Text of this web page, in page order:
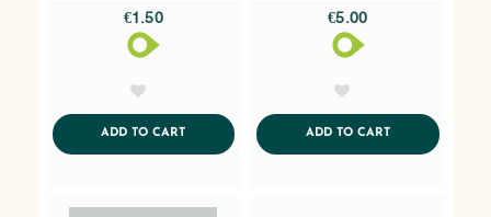
€1.50
ADD TO CARTADDTOCART
€5.00
ADD TO CARTADDTOCART